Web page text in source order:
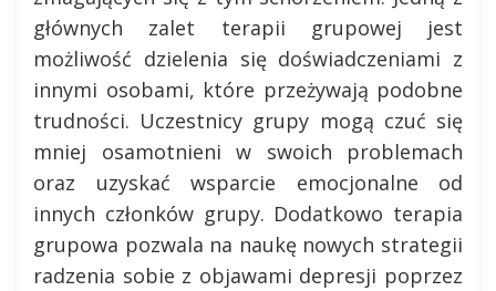
głównych zalet terapii grupowej jest
możliwość dzielenia się doświadczeniami z
innymi osobami, które przeżywają podobne
trudności. Uczestnicy grupy mogą czuć się
mniej osamotnieni w swoich problemach
oraz uzyskać wsparcie emocjonalne od
innych członków grupy. Dodatkowo terapia
grupowa pozwala na naukę nowych strategii
radzenia sobie z objawami depresji poprzez